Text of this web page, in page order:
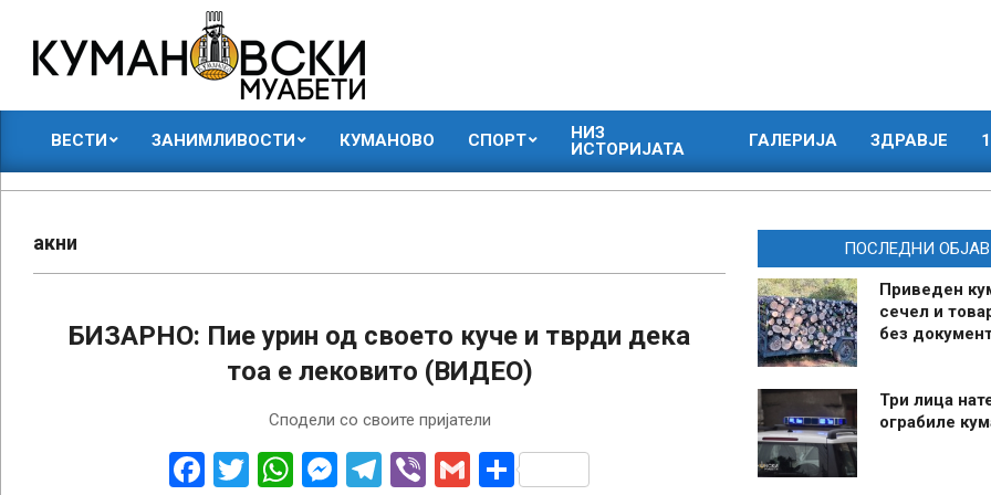
content
КУМАНОВСКИ
МУАБЕТИ
ВЕСТИ ЗАНИМЛИВОСТИ КУМАНОВО СПОРТ
НИЗ
ИСТОРИЈАТА
ГАЛЕРИЈА ЗДРАВЈЕ
акни
БИЗАРНО: Пие урин од своето куче и тврди дека
тоа е лековито (ВИДЕО)
Сподели со своите пријатели
Facebook
Twitter
WhatsApp
Messenger
Telegram
ViberGmailShare
ПОСЛЕДНИ
Приведен
сечел и
без
Три лица
ограбиле